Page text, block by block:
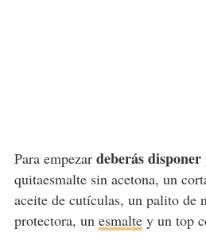
Para empezar deberás disponer
quitaesmalte sin acetona, un
aceite de cutículas, un palito de
protectora, un esmaltey un top